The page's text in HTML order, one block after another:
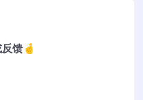
馈🤞